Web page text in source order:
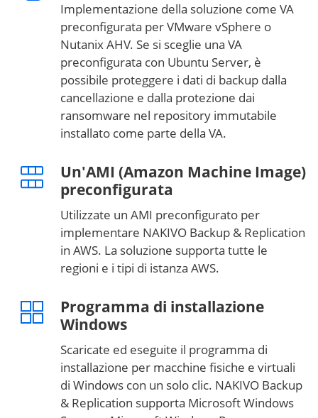
Implementazione della soluzione come VA
preconfigurata per VMware vSphere o
Nutanix AHV. Se si sceglie una VA
preconfigurata con Ubuntu Server, è
possibile proteggere i dati di backup dalla
cancellazione e dalla protezione dai
ransomware nel repository immutabile
installato come parte della VA.
Un'AMI (Amazon Machine Image)
preconfigurata
Utilizzate un AMI preconfigurato per
implementare NAKIVO Backup & Replication
in AWS. La soluzione supporta tutte le
regioni e i tipi di istanza AWS.
Programma di installazione
Windows
Scaricate ed eseguite il programma di
installazione per macchine fisiche e virtuali
di Windows con un solo clic. NAKIVO Backup
& Replication supporta Microsoft Windows